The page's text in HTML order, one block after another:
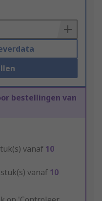
bestellingen van
vanaf 10
stuk(s) vanaf 10